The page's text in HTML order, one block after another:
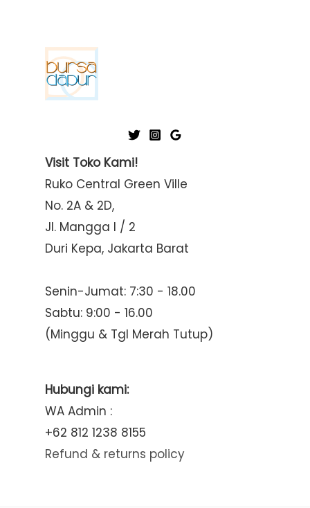
Visit Toko Kami!
Ruko Central Green Ville
No. 2A & 2D,
Jl. Mangga I / 2
Duri Kepa, Jakarta Barat
Senin-Jumat: 7:30 - 18.00
Sabtu: 9:00 - 16.00
(Minggu & Tgl Merah Tutup)
Hubungi kami:
WA Admin :
+62 812 1238 8155
Refund & returns policy